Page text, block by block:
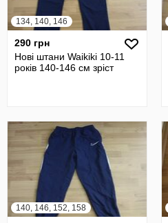
134, 140, 146
290 грн
Нові штани Waikiki 10-11
років 140-146 см зріст
140, 146, 152, 158